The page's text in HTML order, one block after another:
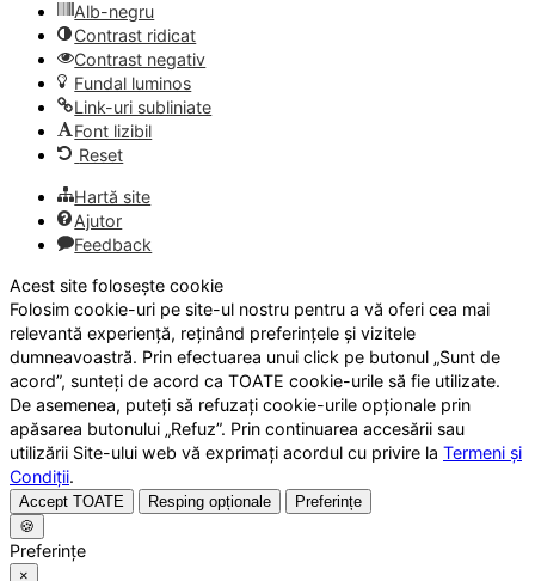
Alb-negru
Contrast ridicat
Contrast negativ
Fundal luminos
Link-uri subliniate
Font lizibil
Reset
Hartă site
Ajutor
Feedback
Acest site folosește cookie
Folosim cookie-uri pe site-ul nostru pentru a vă oferi cea mai
relevantă experiență, reținând preferințele și vizitele
dumneavoastră. Prin efectuarea unui click pe butonul „Sunt de
acord”, sunteți de acord ca TOATE cookie-urile să fie utilizate.
De asemenea, puteți să refuzați cookie-urile opționale prin
apăsarea butonului „Refuz”. Prin continuarea accesării sau
utilizării Site-ului web vă exprimați acordul cu privire la Termeni și
Condiții.
Accept TOATE Resping opționale
Preferințe
🍪
Preferințe
×